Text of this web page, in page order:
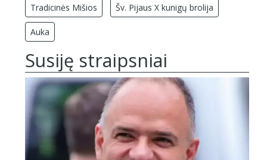
Tradicinės Mišios Šv. Pijaus X kunigų brolija
Auka
Susiję straipsniai